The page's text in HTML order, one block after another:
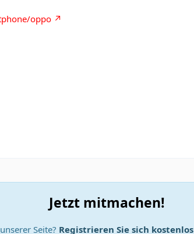
oppo
Jetzt mitmachen!
Seite? Registrieren Sie sich kostenlos